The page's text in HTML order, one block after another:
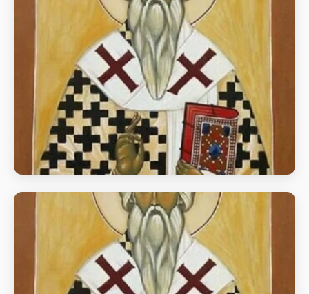
Константинопольського (582).
день пам’яті Свт. Євтихія, архієп.
Константинопольського (582).
Свт. Євтихія, архієп.
Константинопольського (582).
день пам’яті Свт. Євтихія, архієп.
Константинопольського (582).